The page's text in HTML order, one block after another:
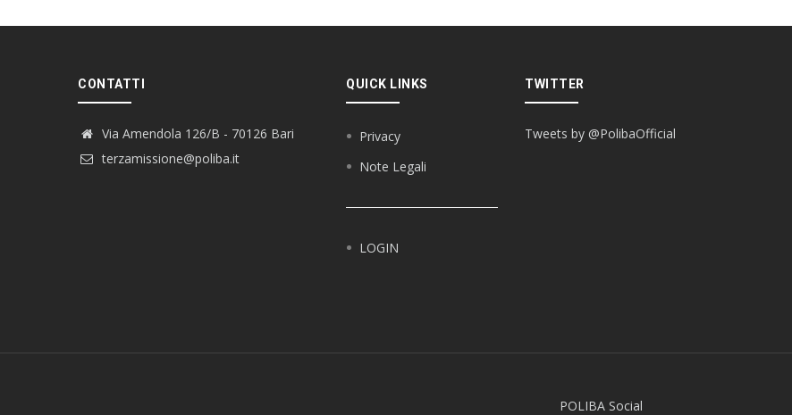
CONTATTI
Via Amendola 126/B - 70126 Bari
terzamissione@poliba.it
QUICK LINKS
Privacy
Note Legali
LOGIN
TWITTER
Tweets by @PolibaOfficial
POLIBA Social